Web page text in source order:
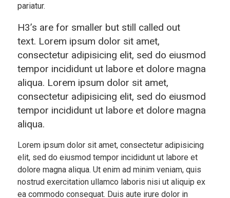
pariatur.
H3’s are for smaller but still called out
text. Lorem ipsum dolor sit amet,
consectetur adipisicing elit, sed do eiusmod
tempor incididunt ut labore et dolore magna
aliqua. Lorem ipsum dolor sit amet,
consectetur adipisicing elit, sed do eiusmod
tempor incididunt ut labore et dolore magna
aliqua.
Lorem ipsum dolor sit amet, consectetur adipisicing
elit, sed do eiusmod tempor incididunt ut labore et
dolore magna aliqua. Ut enim ad minim veniam, quis
nostrud exercitation ullamco laboris nisi ut aliquip ex
ea commodo consequat. Duis aute irure dolor in